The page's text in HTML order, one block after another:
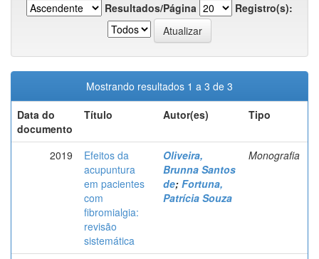
Resultados/Página
Registro(s):
Mostrando resultados 1 a 3 de 3
Data do
documento
Título Autor(es) Tipo
2019
Efeitos da
acupuntura
em pacientes
com
fibromialgia:
revisão
sistemática
Oliveira,
Brunna Santos
de; Fortuna,
Patrícia Souza
Monografia